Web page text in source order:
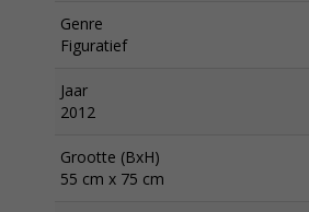
Genre
Figuratief
Jaar
2012
Grootte (BxH)
55 cm x 75 cm